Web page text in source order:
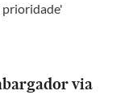
prioridade'
via